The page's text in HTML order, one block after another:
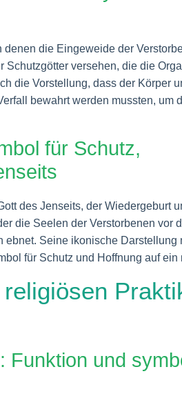
die Eingeweide der
Schutzgötter versehen, die die
die Vorstellung, dass der Körper
bewahrt werden mussten, um
für Schutz,
des Jenseits, der Wiedergeburt
die Seelen der Verstorbenen vor
Seine ikonische Darstellung
für Schutz und Hoffnung auf ein
Funktion und